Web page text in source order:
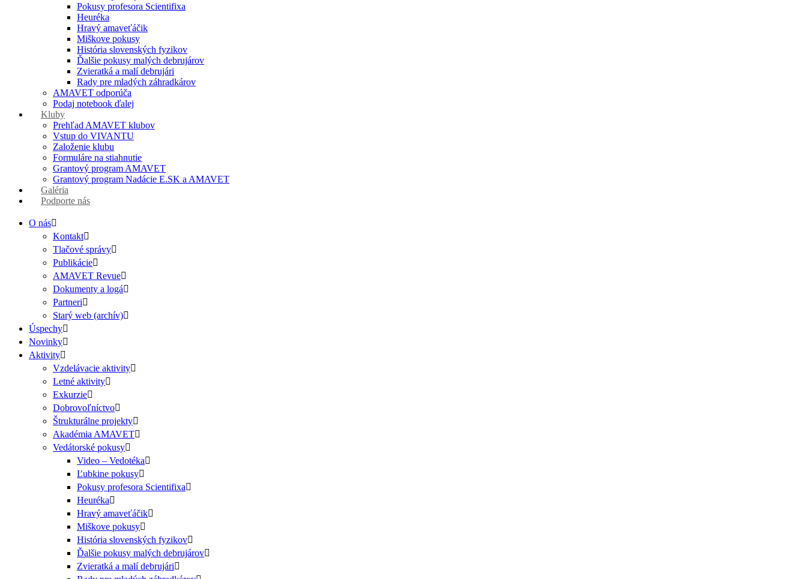
Pokusy profesora Scientifixa
Heuréka
Hravý amaveťáčik
Miškove pokusy
História slovenských fyzikov
Ďalšie pokusy malých debrujárov
Zvieratká a malí debrujári
Rady pre mladých záhradkárov
AMAVET odporúča
Podaj notebook ďalej
Kluby
Prehľad AMAVET klubov
Vstup do VIVANTU
Založenie klubu
Formuláre na stiahnutie
Grantový program AMAVET
Grantový program Nadácie E.SK a AMAVET
Galéria
Podporte nás
O nás
Kontakt
Tlačové správy
Publikácie
AMAVET Revue
Dokumenty a logá
Partneri
Starý web (archív)
Úspechy
Novinky
Aktivity
Vzdelávacie aktivity
Letné aktivity
Exkurzie
Dobrovoľníctvo
Štrukturálne projekty
Akadémia AMAVET
Vedátorské pokusy
Video – Vedotéka
Ľubkine pokusy
Pokusy profesora Scientifixa
Heuréka
Hravý amaveťáčik
Miškove pokusy
História slovenských fyzikov
Ďalšie pokusy malých debrujárov
Zvieratká a malí debrujári